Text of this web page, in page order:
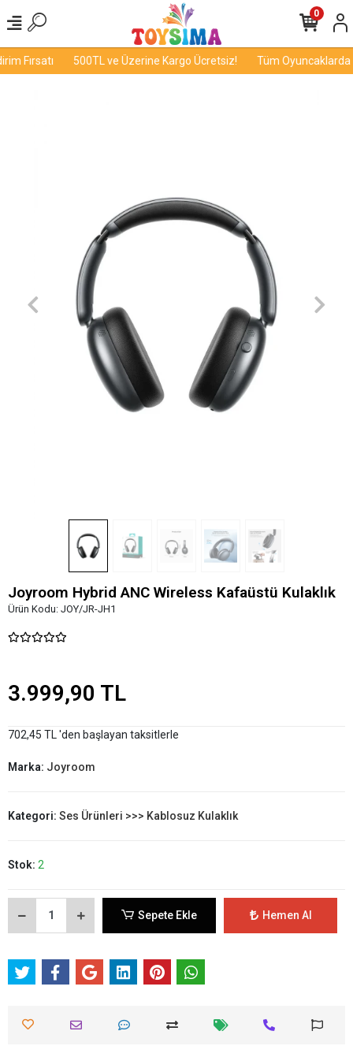
Fırsatı 500TL ve Üzerine Kargo Ücretsiz! Tüm Oyuncaklarda
0
Joyroom Hybrid ANC Wireless Kafaüstü Kulaklık
Ürün Kodu: JOY/JR-JH1
3.999,90 TL
702,45 TL 'den başlayan taksitlerle
Marka: Joyroom
Kategori: Ses Ürünleri >>> Kablosuz Kulaklık
Stok: 2
Sepete Ekle Hemen Al